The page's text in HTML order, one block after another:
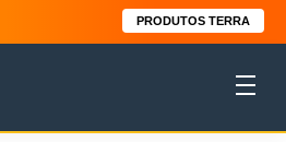
PRODUTOS TERRA